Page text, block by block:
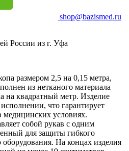
shop@bazismed.ru
России из г. Уфа
размером 2,5 на 0,15 метра,
из нетканого материала
квадратный метр. Изделие
что гарантирует
медицинских условиях.
собой рукав с одним
для защиты гибкого
оборудования. На концах изделия